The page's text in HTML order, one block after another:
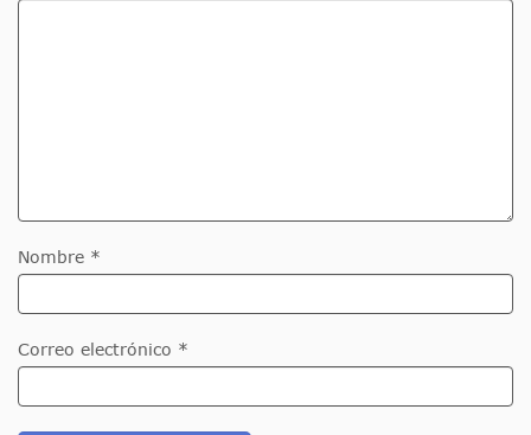
Nombre *
Correo electrónico *